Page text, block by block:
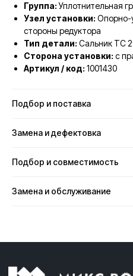
Группа:Уплотнительная
Узел установки: Опорно-
стороны редуктора
Тип детали: Сальник TC
Сторона установки: с
Артикул / код: 1001430
Подбор и поставка
Замена и дефектовка
Подбор и совместимость
Замена и обслуживание